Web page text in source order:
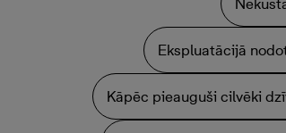
Ekspluatācijā
Kāpēc pieauguši cilvēki